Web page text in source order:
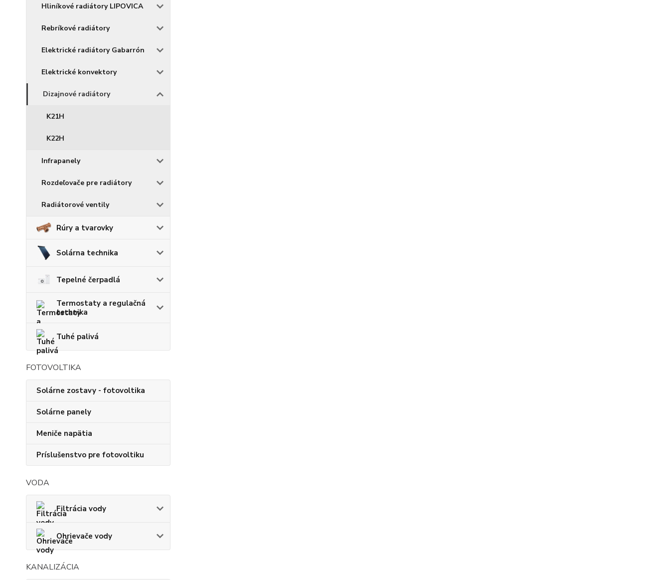
Hliníkové radiátory LIPOVICA
Rebríkové radiátory
Elektrické radiátory Gabarrón
Elektrické konvektory
Dizajnové radiátory
K21H
K22H
Infrapanely
Rozdeľovače pre radiátory
Radiátorové ventily
Rúry a tvarovky
Solárna technika
Tepelné čerpadlá
Termostaty a regulačná
technika
Tuhé palivá
FOTOVOLTIKA
Solárne zostavy - fotovoltika
Solárne panely
Meniče napätia
Príslušenstvo pre fotovoltiku
VODA
Filtrácia vody
Ohrievače vody
KANALIZÁCIA